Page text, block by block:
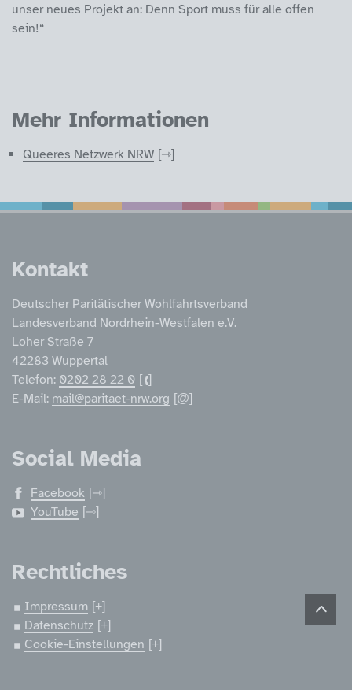
unser neues Projekt an: Denn Sport muss für alle offen
sein!“
Mehr Informationen
Queeres Netzwerk NRW
Service
Kontakt
Deutscher Paritätischer Wohlfahrtsverband
Landesverband Nordrhein-Westfalen e.V.
Loher Straße 7
42283 Wuppertal
Telefon: 0202 28 22 0
E-Mail: mail@paritaet-nrw.org
Social Media
Facebook
YouTube
Rechtliches
Impressum
Datenschutz
Cookie-Einstellungen